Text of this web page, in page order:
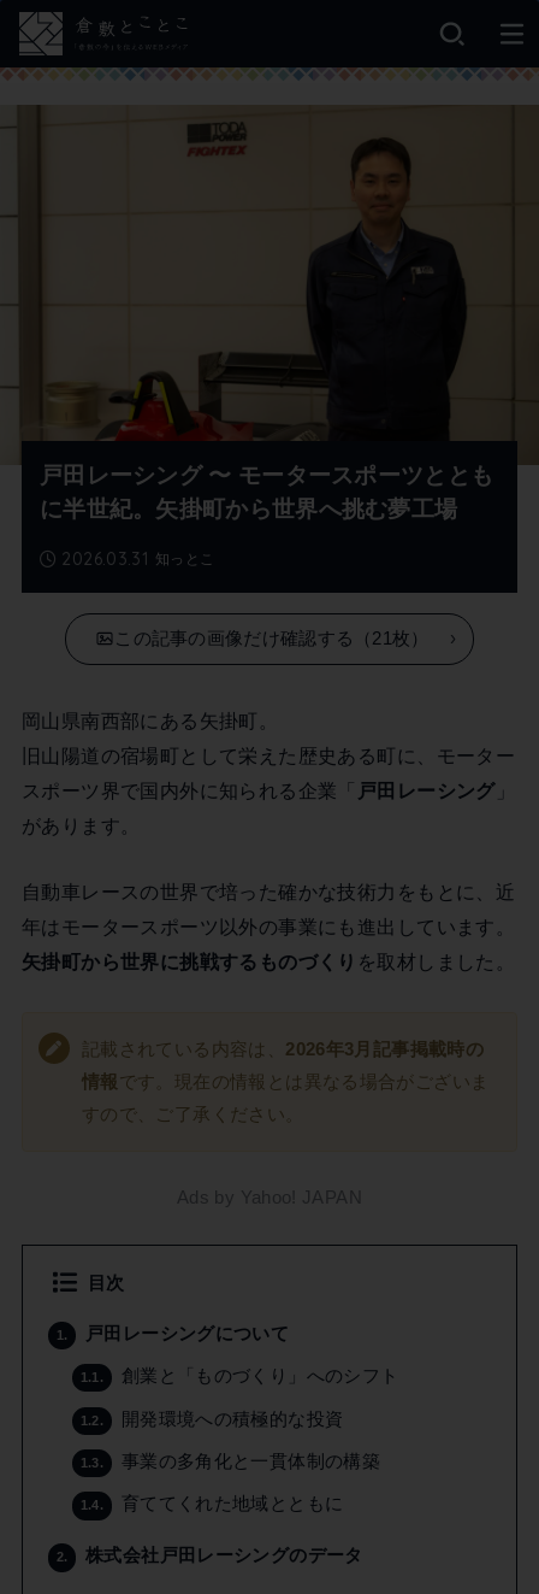
知っとこ
2026.03.31
戸田レーシング 〜 モータースポーツととも
に半世紀。矢掛町から世界へ挑む夢工場
この記事の画像だけ確認する（21枚）
岡山県南西部にある矢掛町。
旧山陽道の宿場町として栄えた歴史ある町に、モーター
スポーツ界で国内外に知られる企業「 戸田レーシング」
があります。
自動車レースの世界で培った確かな技術力をもとに、近
年はモータースポーツ以外の事業にも進出しています。
矢掛町から世界に挑戦するものづくり を取材しました。
記載されている内容は、 2026年3月記事掲載時の
情報です。現在の情報とは異なる場合がございま
すので、ご了承ください。
Ads by Yahoo! JAPAN
目次
1. 戸田レーシングについて
1.1. 創業と「ものづくり」へのシフト
1.2. 開発環境への積極的な投資
1.3. 事業の多角化と一貫体制の構築
1.4. 育ててくれた地域とともに
2. 株式会社戸田レーシングのデータ